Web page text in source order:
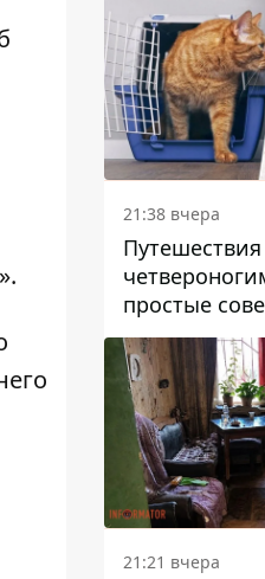
21:38 вчера
Путешествия
простые
поездок с
21:21 вчера